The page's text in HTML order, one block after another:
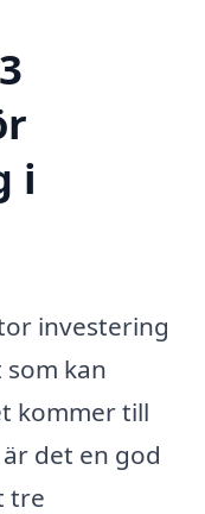
i
investering
kan
kommer till
det en god
tre